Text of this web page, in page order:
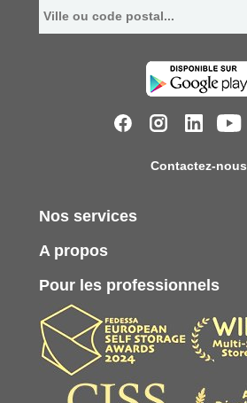
Nos services
A propos
Pour les professionnels
Contactez-nous